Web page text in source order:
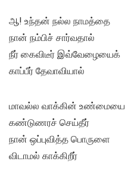
ஆ! உந்தன் நல்ல நாமத்தை
நான் நம்பிச் சார்வதால்
நீர் கைவிடீர் இவ்வேழையைக்
காப்பீர் தேவாவியால்
மாவல்ல வாக்கின் உண்மையை
கண்டுணரச் செய்தீர்
நான் ஒப்புவித்த பொருளை
விடாமல் காக்கிறீர்